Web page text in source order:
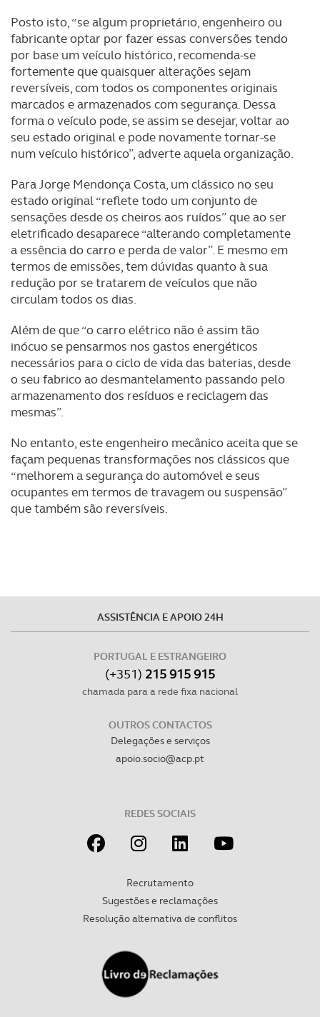
Posto isto, “se algum proprietário, engenheiro ou
fabricante optar por fazer essas conversões tendo
por base um veículo histórico, recomenda-se
fortemente que quaisquer alterações sejam
reversíveis, com todos os componentes originais
marcados e armazenados com segurança. Dessa
forma o veículo pode, se assim se desejar, voltar ao
seu estado original e pode novamente tornar-se
num veículo histórico”, adverte aquela organização.
Para Jorge Mendonça Costa, um clássico no seu
estado original “reflete todo um conjunto de
sensações desde os cheiros aos ruídos” que ao ser
eletrificado desaparece “alterando completamente
a essência do carro e perda de valor”. E mesmo em
termos de emissões, tem dúvidas quanto à sua
redução por se tratarem de veículos que não
circulam todos os dias.
Além de que “o carro elétrico não é assim tão
inócuo se pensarmos nos gastos energéticos
necessários para o ciclo de vida das baterias, desde
o seu fabrico ao desmantelamento passando pelo
armazenamento dos resíduos e reciclagem das
mesmas”.
No entanto, este engenheiro mecânico aceita que se
façam pequenas transformações nos clássicos que
“melhorem a segurança do automóvel e seus
ocupantes em termos de travagem ou suspensão”
que também são reversíveis.
ASSISTÊNCIA E APOIO 24H
PORTUGAL E ESTRANGEIRO
(+351) 215 915 915
chamada para a rede fixa nacional
OUTROS CONTACTOS
Delegações e serviços
apoio.socio@acp.pt
REDES SOCIAIS
Recrutamento
Sugestões e reclamações
Resolução alternativa de conflitos